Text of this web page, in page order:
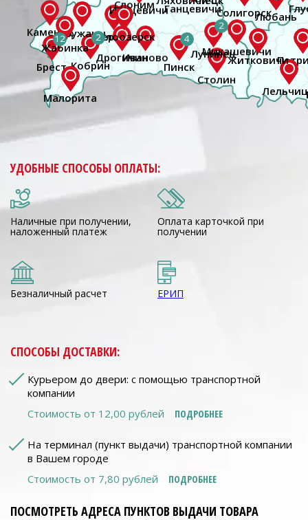
Брест
12 4
2
2
УДОБНЫЕ СПОСОБЫ ОПЛАТЫ:
Наличные при получении,
наложенный платеж
Оплата карточкой при
получении
Безналичный расчет ЕРИП
СПОСОБЫ ДОСТАВКИ:
Курьером до двери: с помощью транспортной
компании
Стоимость от 12,00 рублей
ПОДРОБНЕЕ
На терминал (пункт выдачи) транспортной компании
в Вашем городе
Стоимость от 7,80 рублей
ПОДРОБНЕЕ
ПОСМОТРЕТЬ АДРЕСА ПУНКТОВ ВЫДАЧИ ТОВАРА